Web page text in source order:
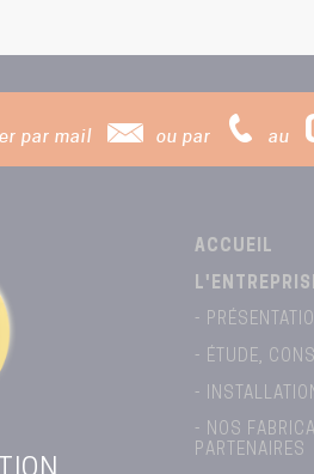
par mail ou par au
ACCUEIL
-
- ÉTUDE,
-
- NOS
PARTENAIRES